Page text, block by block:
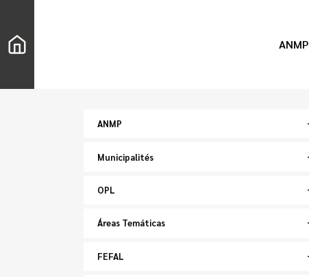
ANMP
ANMP
Municipalités
OPL
Áreas Temáticas
FEFAL